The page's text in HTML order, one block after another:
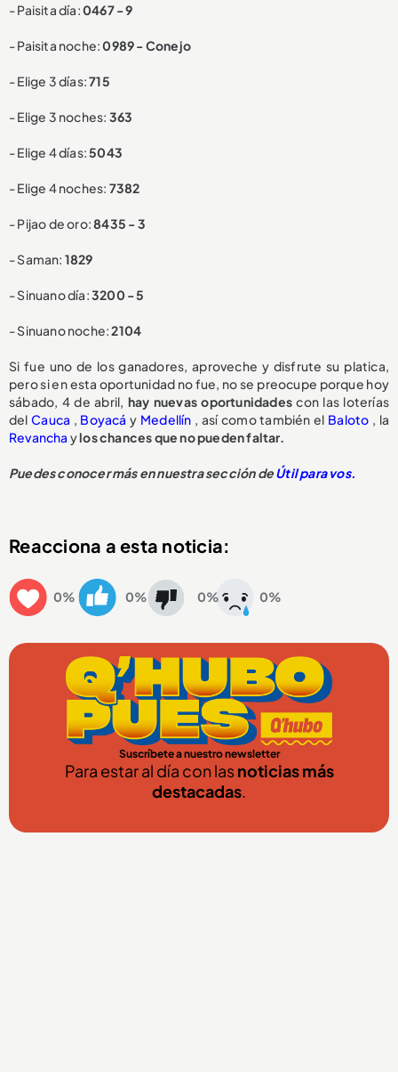
- Paisita día:0467 - 9
- Paisita noche:0989 - Conejo
- Elige 3 días:715
- Elige 3 noches: 363
- Elige 4 días:5043
- Elige 4 noches: 7382
- Pijao de oro:8435 - 3
- Saman: 1829
- Sinuano día:3200 - 5
- Sinuano noche:2104
Si fue uno de los ganadores, aproveche y disfrute su platica,
pero si en esta oportunidad no fue, no se preocupe porque hoy
sábado, 4 de abril, hay nuevas oportunidades con las loterías
delCauca , Boyacá y Medellín , así como también el Baloto , la
Revancha ylos chances que no pueden faltar.
Puedes conocer más en nuestra sección deÚtil para vos.
Reacciona a esta noticia:
0% 0% 0% 0%
Suscríbete a nuestro newsletter
Para estar al día con lasnoticias más
destacadas.